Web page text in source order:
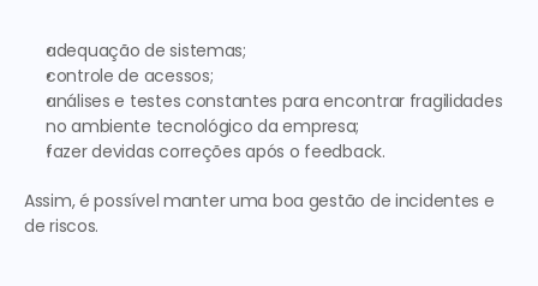
adequação de sistemas;
controle de acessos;
análises e testes constantes para encontrar fragilidades
no ambiente tecnológico da empresa;
fazer devidas correções após o feedback.
Assim, é possível manter uma boa gestão de incidentes e
de riscos.